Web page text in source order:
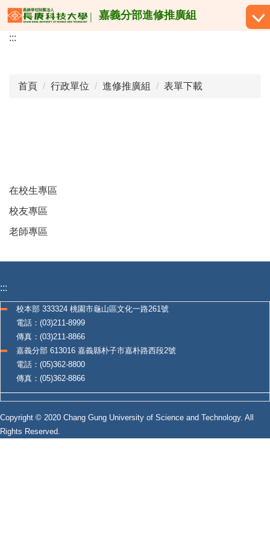
跳
到
主
嘉義分部進修推廣組
:::
首頁 行政單位 進修推廣組 表單下載
在校生專區
校友專區
老師專區
:::
校本部 333324 桃園市龜山區文化一路261號
電話：(03)211-8999
傳真：(03)211-8866
嘉義分部 613016 嘉義縣朴子市嘉朴路西段2號
電話：(05)362-8800
傳真：(05)362-8866
Copyright © 2020 Chang Gung University of Science and Technology. All
Rights Reserved.